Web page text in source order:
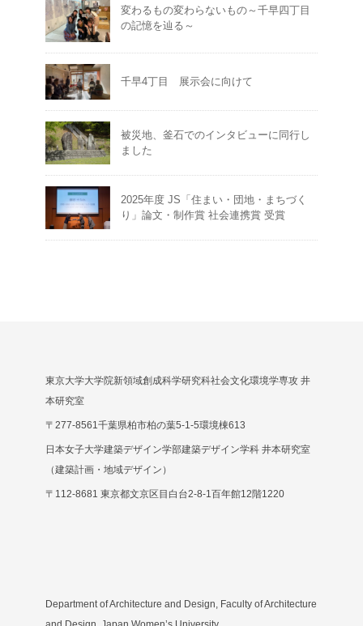
変わるもの変わらないもの～千早四丁目
の記憶を辿る～
千早4丁目 展示会に向けて
被災地、釜石でのインタビューに同行し
ました
2025年度 JS「住まい・団地・まちづく
り」論文・制作賞 社会連携賞 受賞
東京大学大学院新領域創成科学研究科社会文化環境学専攻 井
本研究室
〒277-8561千葉県柏市柏の葉5-1-5環境棟613
日本女子大学建築デザイン学部建築デザイン学科 井本研究室
（建築計画・地域デザイン）
〒112-8681 東京都文京区目白台2-8-1百年館12階1220
Department of Architecture and Design, Faculty of Architecture